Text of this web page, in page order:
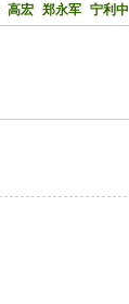
高宏 郑永军 宁利中